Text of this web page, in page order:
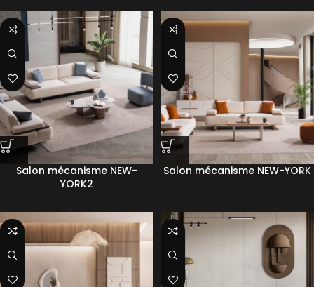
Salon mécanisme NEW-
YORK2
Salon mécanisme NEW-YORK